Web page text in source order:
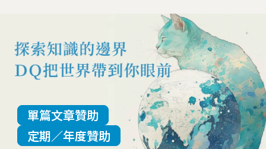
單篇文章贊助
定期／年度贊助